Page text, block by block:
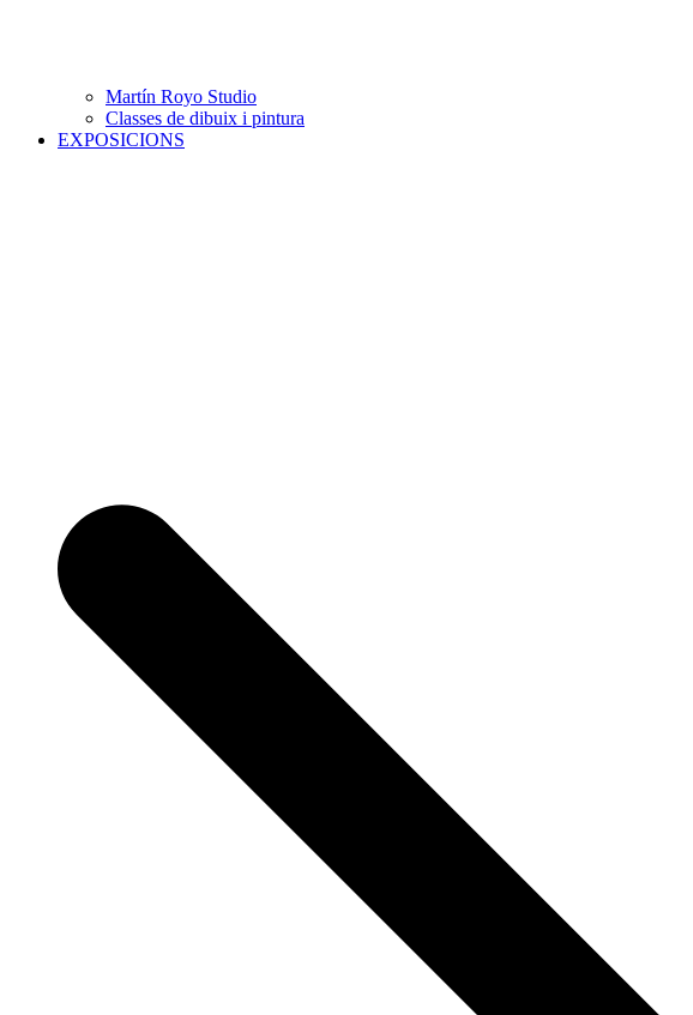
Martín Royo Studio
Classes de dibuix i pintura
EXPOSICIONS